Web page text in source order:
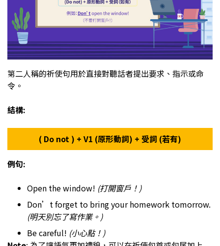
第二人稱的祈使句用於直接對聽話者提出要求、指示或命
令。
結構:
( Do not ) + V1 (原形動詞) + 受詞 (若有)
例句:
Open the window! (打開窗戶！)
Don’t forget to bring your homework tomorrow.
(明天別忘了寫作業。)
Be careful! (小心點！)